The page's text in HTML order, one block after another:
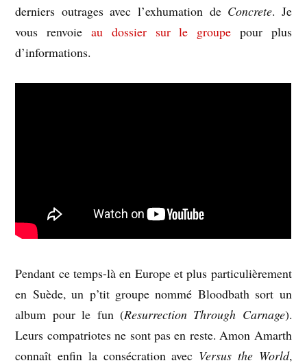
derniers outrages avec l’exhumation de Concrete. Je
vous renvoie au dossier sur le groupe pour plus
d’informations.
Pendant ce temps-là en Europe et plus particulièrement
en Suède, un p’tit groupe nommé Bloodbath sort un
album pour le fun (Resurrection Through Carnage).
Leurs compatriotes ne sont pas en reste. Amon Amarth
connaît enfin la consécration avec Versus the World,